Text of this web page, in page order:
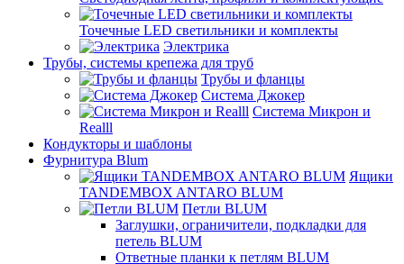
Точечные LED светильники и комплекты
Электрика
Трубы, системы крепежа для труб
Трубы и фланцы
Система Джокер
Система Микрон и
Realll
Кондукторы и шаблоны
Фурнитура Blum
Ящики
TANDEMBOX ANTARO BLUM
Петли BLUM
Заглушки, ограничители, подкладки для
петель BLUM
Ответные планки к петлям BLUM